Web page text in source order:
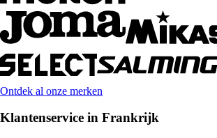
Ontdek al onze merken
Klantenservice in Frankrijk